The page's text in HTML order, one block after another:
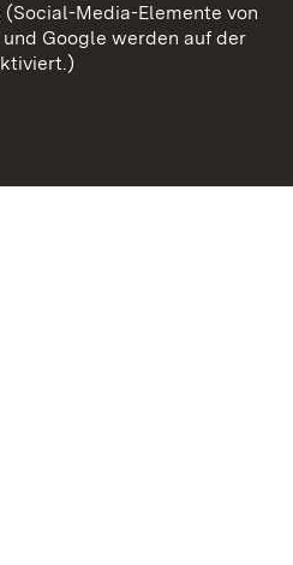
CookiesMedia-Elemente von
Google werden auf der